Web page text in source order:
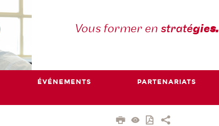
Vous former en stratégies.
ÉVÉNEMENTS PARTENARIATS